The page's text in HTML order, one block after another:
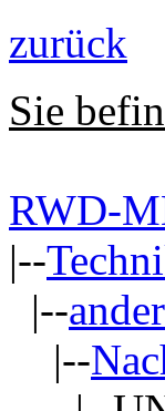
zurück
Sie
RWD-
|--
|--
|--